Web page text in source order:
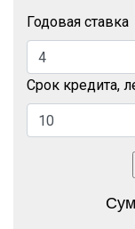
Годовая ставка
Срок кредита,